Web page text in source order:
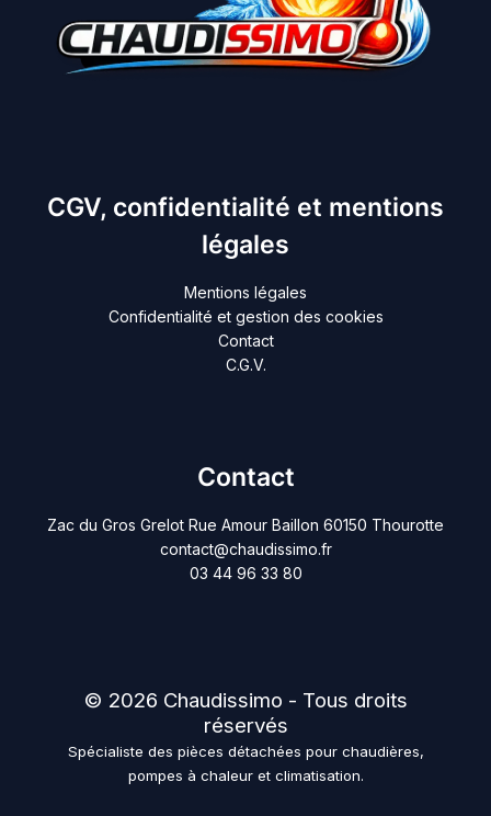
CGV, confidentialité et mentions
légales
Mentions légales
Confidentialité et gestion des cookies
Contact
C.G.V.
Contact
Zac du Gros Grelot Rue Amour Baillon 60150 Thourotte
contact@chaudissimo.fr
03 44 96 33 80
© 2026 Chaudissimo - Tous droits
réservés
Spécialiste des pièces détachées pour chaudières,
pompes à chaleur et climatisation.